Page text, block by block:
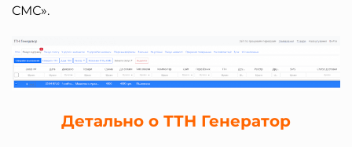
СМС».
Детально о ТТН Генератор